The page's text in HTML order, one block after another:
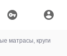
матрасы, круги